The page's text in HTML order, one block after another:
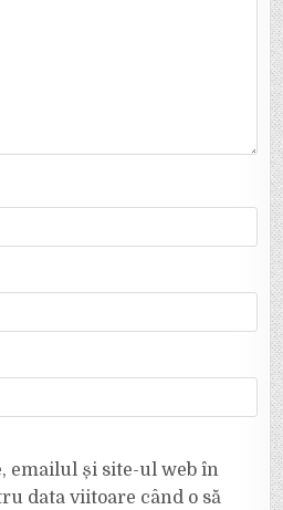
emailul și site-ul web în
data viitoare când o să